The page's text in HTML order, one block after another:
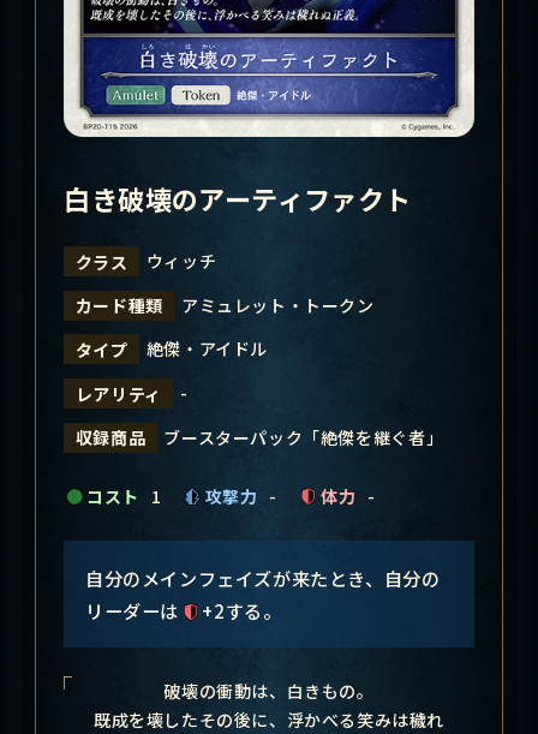
白き破壊のアーティファクト
クラス
ウィッチ
カード種類
アミュレット・トークン
タイプ
絶傑・アイドル
レアリティ
-
収録商品
ブースターパック「絶傑を継ぐ者」
コスト 1 攻撃力 - 体力 -
自分のメインフェイズが来たとき、自分の
リーダーは
+2する。
破壊の衝動は、白きもの。
既成を壊したその後に、浮かべる笑みは穢れ